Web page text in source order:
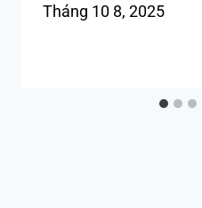
Tháng 10 8, 2025